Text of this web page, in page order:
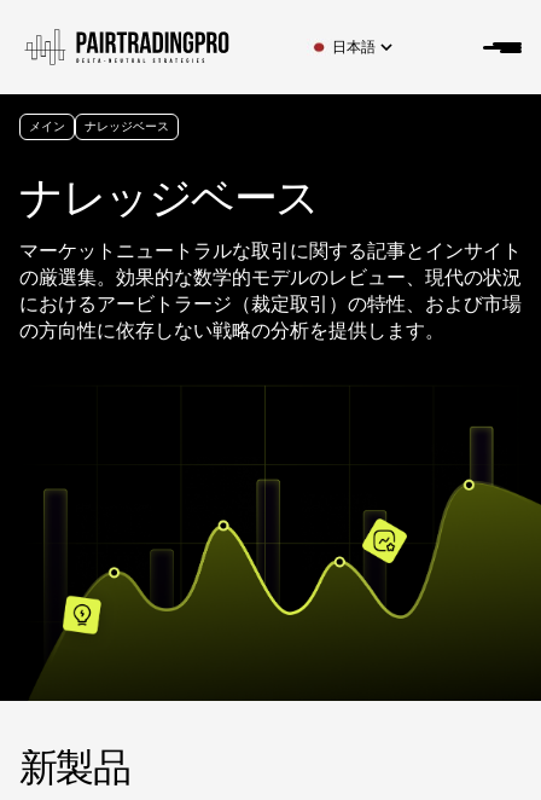
日本語
メイン ナレッジベース
ナレッジベース
マーケットニュートラルな取引に関する記事とインサイト
の厳選集。効果的な数学的モデルのレビュー、現代の状況
におけるアービトラージ（裁定取引）の特性、および市場
の方向性に依存しない戦略の分析を提供します。
新製品